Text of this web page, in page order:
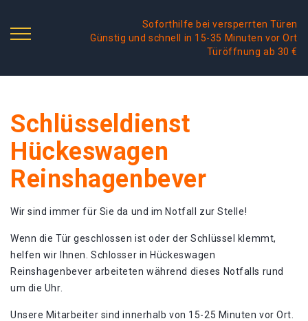
Soforthilfe bei versperrten Türen
Günstig und schnell in 15-35 Minuten vor Ort
Türöffnung ab 30 €
Schlüsseldienst
Hückeswagen
Reinshagenbever
Wir sind immer für Sie da und im Notfall zur Stelle!
Wenn die Tür geschlossen ist oder der Schlüssel klemmt,
helfen wir Ihnen. Schlosser in Hückeswagen
Reinshagenbever arbeiteten während dieses Notfalls rund
um die Uhr.
Unsere Mitarbeiter sind innerhalb von 15-25 Minuten vor Ort.